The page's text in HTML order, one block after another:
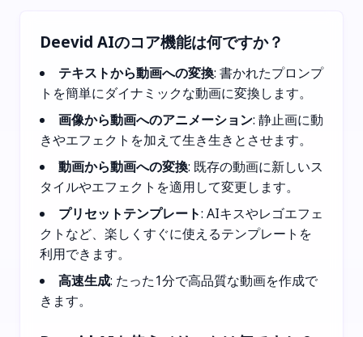
Deevid AIのコア機能は何ですか？
テキストから動画への変換: 書かれたプロンプ
トを簡単にダイナミックな動画に変換します。
画像から動画へのアニメーション: 静止画に動
きやエフェクトを加えて生き生きとさせます。
動画から動画への変換: 既存の動画に新しいス
タイルやエフェクトを適用して変更します。
プリセットテンプレート: AIキスやレゴエフェ
クトなど、楽しくすぐに使えるテンプレートを
利用できます。
高速生成: たった1分で高品質な動画を作成で
きます。